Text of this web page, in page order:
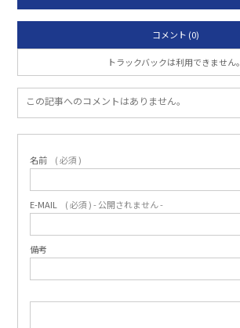
コメント (0)
トラックバックは利用できません。
この記事へのコメントはありません。
名前 ( 必須 )
E-MAIL ( 必須 ) - 公開されません -
備考